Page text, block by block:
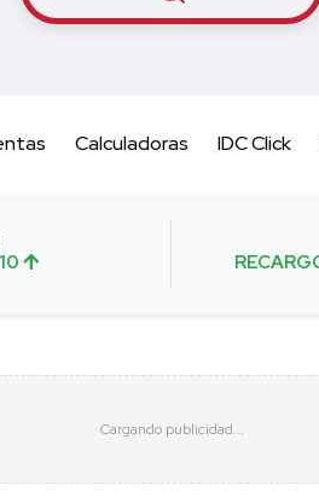
Calculadoras IDC Click